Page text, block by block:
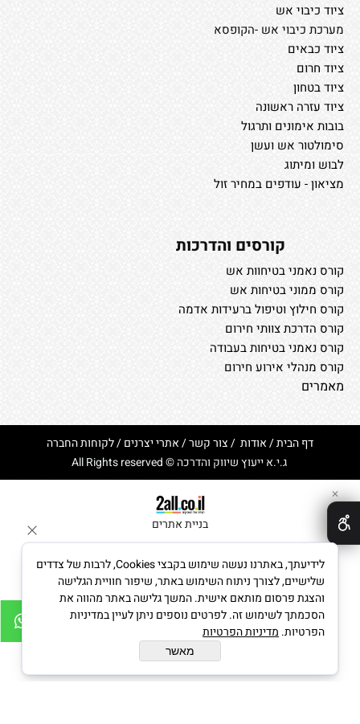
ציוד כיבוי אש
מערכת כיבוי אש -הקופסא
ציוד כבאים
ציוד חרום
ציוד בטחון
ציוד עזרה ראשונה
בובות אימונים ותרגול
סימולטור אש ועשן
לבוש ומיתוג
מציאון - עודפים במחיר זול
קורסים והדרכות
קורס נאמני בטיחוות אש
קורס ממוני בטיחות אש
קורס חילוץ וטיפול ברעידות אדמה
קורס הדרכת צוותי חירום
קורס נאמני בטיחות בעבודה
קורס מנהלי אירוע חירום
מאמרים
דף הבית/אודות /צור קשר/אתרי יצרנים/לקוחות החברה
ג.י.א ייעוץ שיווק והדרכה © All Rights reserved
בניית אתרים
✕
לידיעתך, באתרנו נעשה שימוש בקבצי Cookies, לרבות של צדדים
שלישיים, לצורך ניתוח השימוש באתר, שיפור חוויית הגלישה
והצגת פרסום מותאם אישית. המשך גלישה באתר מהווה את
הסכמתך לשימוש זה. לפרטים נוספים ניתן לעיין במדיניות
הפרטיות. מדיניות הפרטיות
מאשר